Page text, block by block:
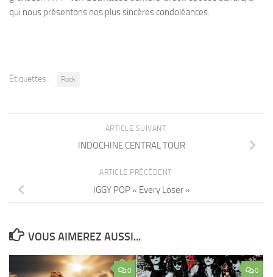
qui nous présentons nos plus sincères condoléances.
Étiquettes : Rock
ARTICLE SUIVANT
INDOCHINE CENTRAL TOUR
ARTICLE PRÉCÉDENT
IGGY POP « Every Loser »
VOUS AIMEREZ AUSSI...
0 0